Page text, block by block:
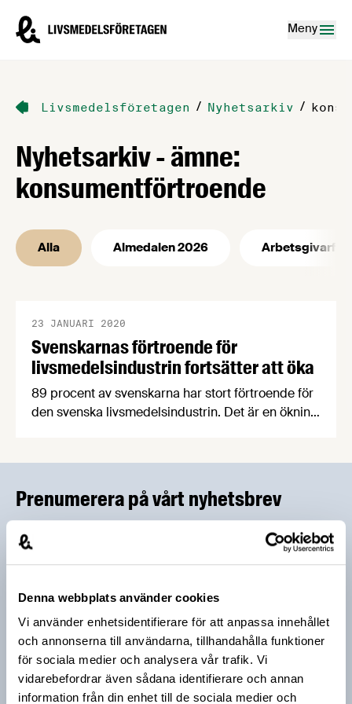
Denna webbplats använder cookies
Vi använder enhetsidentifierare för att anpassa innehållet
och annonserna till användarna, tillhandahålla funktioner
för sociala medier och analysera vår trafik. Vi
vidarebefordrar även sådana identifierare och annan
information från din enhet till de sociala medier och
Livsmedelsföretagen – till startsidan
Meny
Livsmedelsföretagen / Nyhetsarkiv /
Nyhetsarkiv - ämne:
konsumentförtroende
Alla Almedalen 2026
Svenskarnas förtroende för
livsmedelsindustrin fortsätter att öka
23 JANUARI 2020
89 procent av svenskarna har stort förtroende för
den svenska livsmedelsindustrin. Det är en ökning
allmänhetens förtroende.
Prenumerera på vårt nyhetsbrev
Vårt nyhetsbrev kommer ut 3-4 gånger i månaden och
riktar sig till alla med ett intresse för
livsmedelsföretagande och den svenska
nyhetsbrev godkänner du Livsmedelsföretagens
hantering av personuppgifter.
E-post: